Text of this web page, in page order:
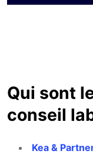
Qui sont
conseil
Kea &